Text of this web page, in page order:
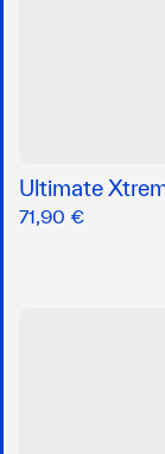
Ultimate
71,90 €